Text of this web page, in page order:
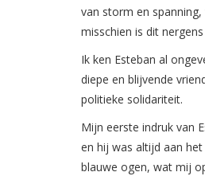
van storm en
misschien is dit
Ik ken Esteban al
diepe en blijvende
politieke solidariteit.
Mijn eerste indruk van
en hij was altijd aan
blauwe ogen, wat mij